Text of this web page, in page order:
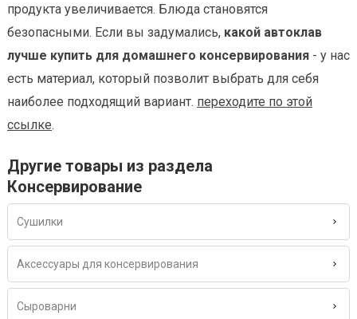
продукта увеличивается. Блюда становятся
безопасными. Если вы задумались, какой автоклав
лучше купить для домашнего консервирования - у нас
есть материал, который позволит выбрать для себя
наиболее подходящий вариант. переходите по этой
ссылке.
Другие товары из раздела
Консервирование
Сушилки
Аксессуары для консервирования
Сыроварни